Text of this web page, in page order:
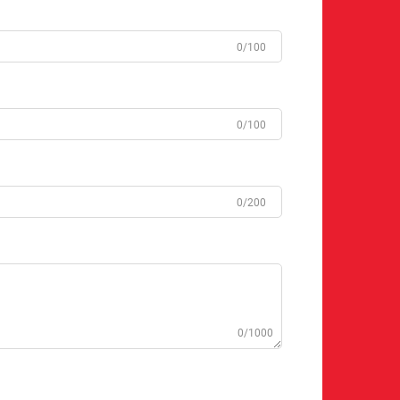
0/100
0/100
0/200
0/1000